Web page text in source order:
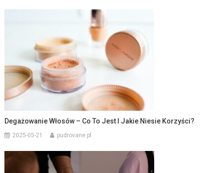
Degażowanie Włosów – Co To Jest I Jakie Niesie Korzyści?
2025-05-21 pudrovane.pl